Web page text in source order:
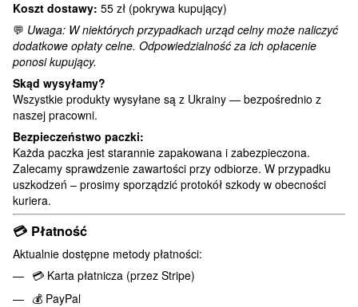
Koszt dostawy: 55 zł (pokrywa kupujący)
💬 Uwaga: W niektórych przypadkach urząd celny może naliczyć
dodatkowe opłaty celne. Odpowiedzialność za ich opłacenie
ponosi kupujący.
Skąd wysyłamy?
Wszystkie produkty wysyłane są z Ukrainy — bezpośrednio z
naszej pracowni.
Bezpieczeństwo paczki:
Każda paczka jest starannie zapakowana i zabezpieczona.
Zalecamy sprawdzenie zawartości przy odbiorze. W przypadku
uszkodzeń – prosimy sporządzić protokół szkody w obecności
kuriera.
💳 Płatność
Aktualnie dostępne metody płatności:
💳 Karta płatnicza (przez Stripe)
💰 PayPal